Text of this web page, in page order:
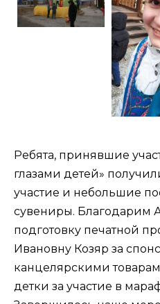
Ребята, принявшие
глазами детей»
участие и небольшие
сувениры. Благодарим
подготовку печатной
Ивановну Козяр за
канцелярскими
детки за участие в